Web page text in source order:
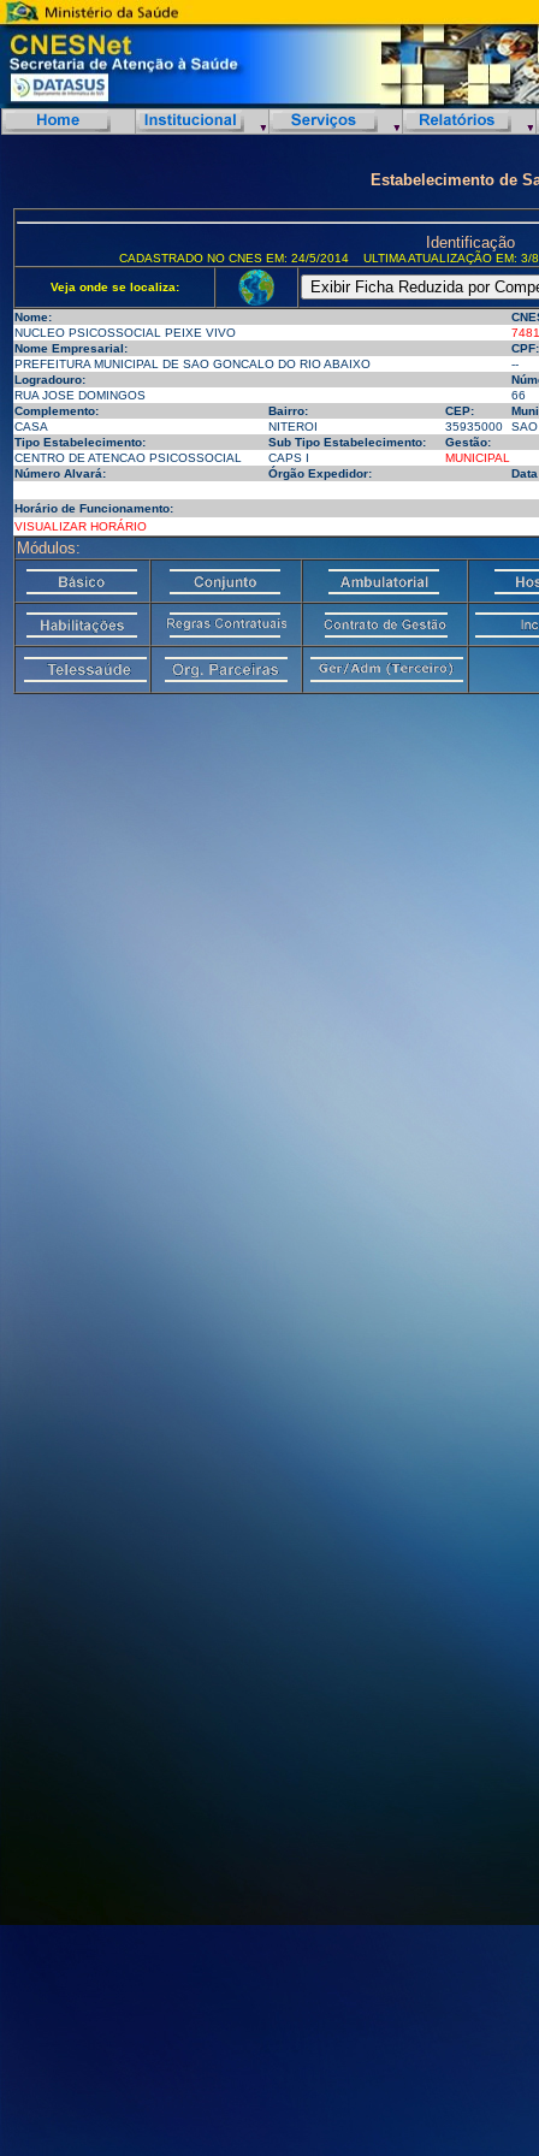
Estabelecimento de
Identificação
CADASTRADO NO CNES EM: 24/5/2014 ULTIMA ATUALIZAÇÃO EM:
Veja onde se localiza:
Nome:
NUCLEO PSICOSSOCIAL PEIXE VIVO
Nome Empresarial:
CPF:
PREFEITURA MUNICIPAL DE SAO GONCALO DO RIO ABAIXO
--
Logradouro:
RUA JOSE DOMINGOS
66
Complemento:
Bairro: CEP:
CASA
NITEROI 35935000
Tipo Estabelecimento:
Sub Tipo Estabelecimento:
Gestão:
CENTRO DE ATENCAO PSICOSSOCIAL
CAPS I
MUNICIPAL
Número Alvará:
Órgão Expedidor:
Horário de Funcionamento:
VISUALIZAR HORÁRIO
Módulos: